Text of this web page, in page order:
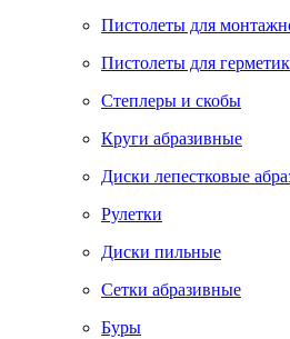
Пистолеты для
Пистолеты для
Степлеры и скобы
Круги абразивные
Диски лепестковые
Рулетки
Диски пильные
Сетки абразивные
Буры